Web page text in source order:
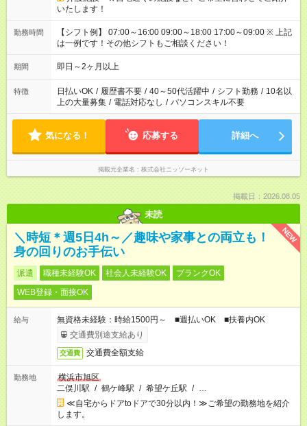
いたします！
勤務時間
【シフト例】 07:00～16:00 09:00～18:00 17:00～09:00 ※ 上記
は一例です！その他シフトもご相談ください！
期間 即日～2ヶ月以上
特徴 日払いOK / 履歴書不要 / 40～50代活躍中 / シフト勤務 / 10名以
上の大量募集 / 電話対応なし / パソコンスキル不要
気になる！ 応募する 詳細へ
掲載元企業名 株式会社ニッソーネット
掲載日：2026.08.05
未読
NEW
＼時短＊週5日4h～／趣味や家事との両立も！
身の回りのお手伝い
派遣 職種未経験OK 社会人未経験OK
ブランクOK
WEB登録・面接OK
給与
無資格未経験：時給1500円～ ■週払いOK ■扶養内OK
交通費別途支給あり
交通費 交通費全額支給
勤務地
横浜市旭区
二俣川駅 / 鶴ケ峰駅 / 希望ケ丘駅 / …
≪自宅からドアtoドアで30分以内！≫ご希望の勤務地を紹介
します。